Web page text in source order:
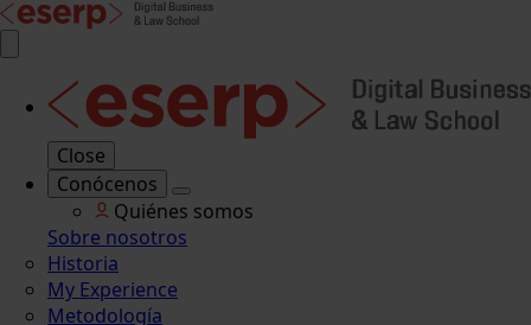
Close
Conócenos
Quiénes somos
Sobre nosotros
Historia
My Experience
Metodología